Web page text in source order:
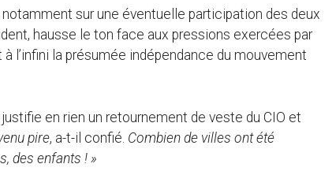
sur une éventuelle participation des deux
hausse le ton face aux pressions exercées par
l’infini la présumée indépendance du mouvement
en rien un retournement de veste du CIO et
pire, a-t-il confié. Combien de villes ont été
des enfants ! »